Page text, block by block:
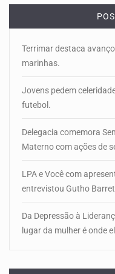
Terrimar destaca
marinhas.
Jovens pedem
futebol.
Delegacia comemora
Materno com ações de
LPA e Você com
entrevistou Gutho
Da Depressão à
lugar da mulher é onde